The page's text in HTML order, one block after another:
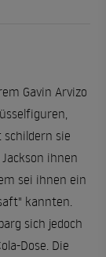
Gavin Arvizo
schildern sie
ihnen
sei ihnen ein
kannten.
sich jedoch
Dose. Die